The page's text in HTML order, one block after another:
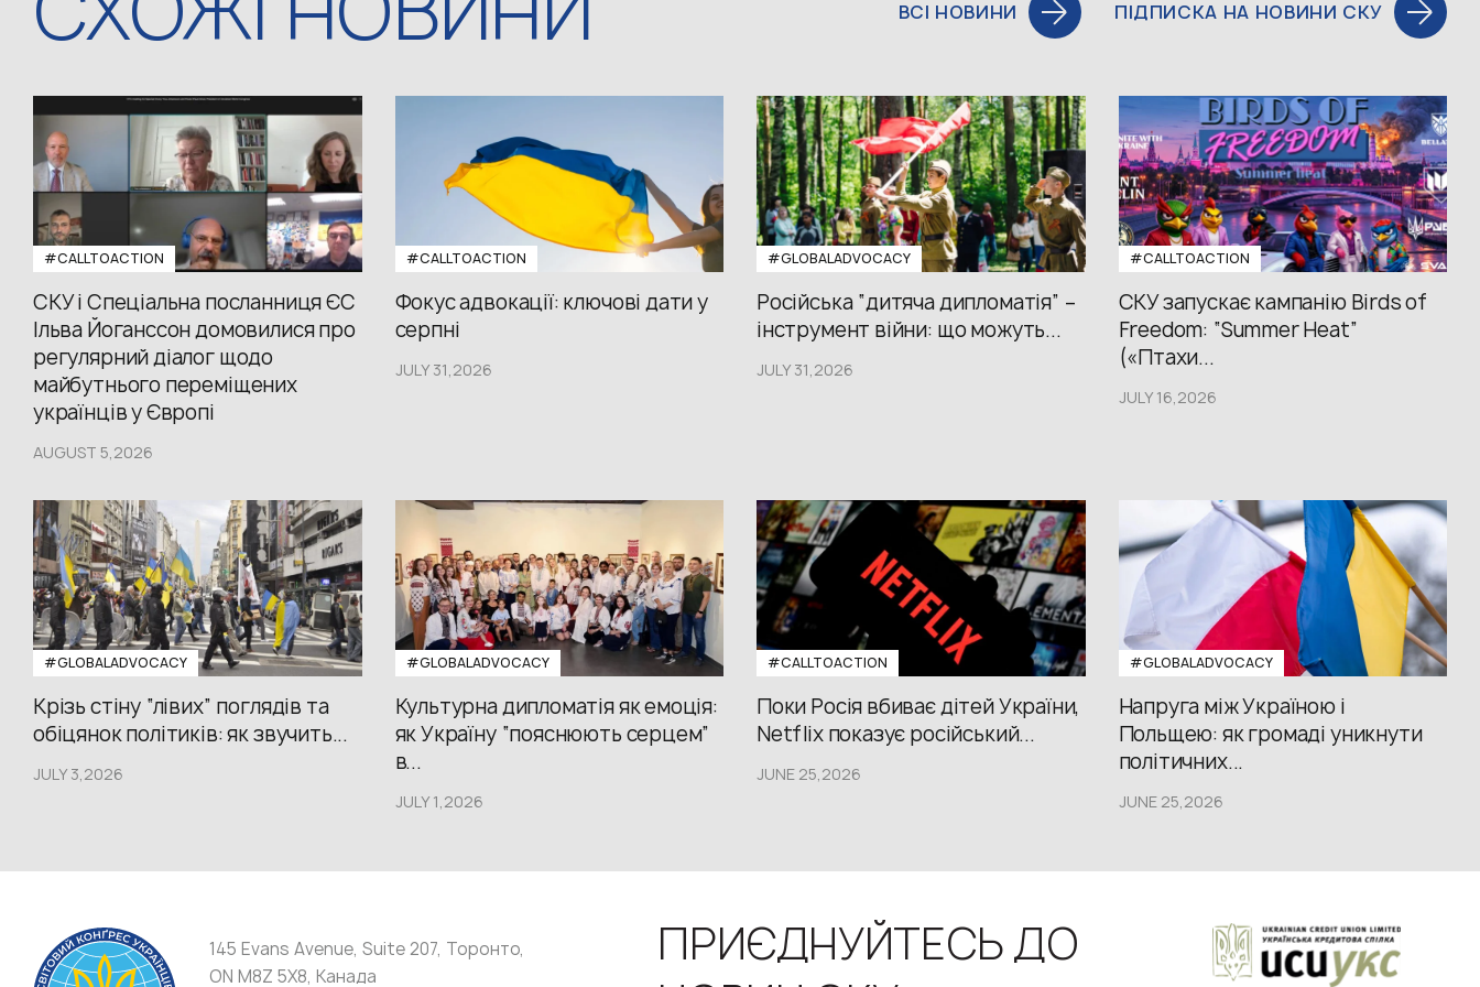
ВСІ НОВИНИ ПІДПИСКА НА НОВИНИ СКУ
#CALLTOACTION
СКУ і Спеціальна посланниця ЄС
Ільва Йоганссон домовилися про
регулярний діалог щодо
майбутнього переміщених
українців у Європі
AUGUST 5,2026
#CALLTOACTION
Фокус адвокації: ключові дати у
серпні
JULY 31,2026
#GLOBALADVOCACY
Російська “дитяча дипломатія” –
інструмент війни: що можуть...
JULY 31,2026
#CALLTOACTION
СКУ запускає кампанію Birds of
Freedom: “Summer Heat”
(«Птахи...
JULY 16,2026
#GLOBALADVOCACY
Крізь стіну “лівих” поглядів та
обіцянок політиків: як звучить...
JULY 3,2026
#GLOBALADVOCACY
Культурна дипломатія як емоція:
як Україну “пояснюють серцем”
в...
JULY 1,2026
#CALLTOACTION
Поки Росія вбиває дітей України,
Netflix показує російський...
JUNE 25,2026
#GLOBALADVOCACY
Напруга між Україною і
Польщею: як громаді уникнути
політичних...
JUNE 25,2026
145 Evans Avenue, Suite 207, Торонто,
ON M8Z 5X8, Канада
ПРИЄДНУЙТЕСЬ ДО